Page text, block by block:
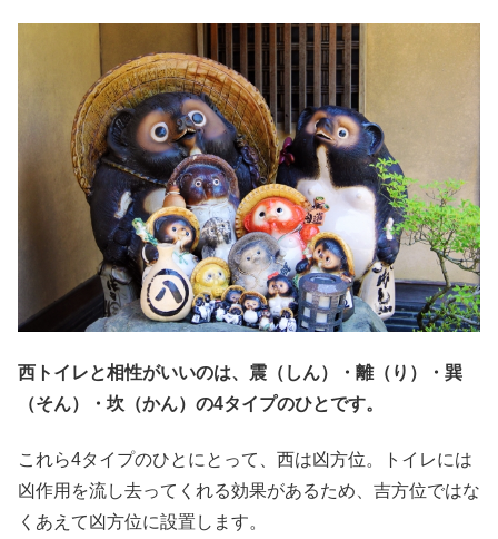
西トイレと相性がいいのは、震（しん）・離（り）・巽
（そん）・坎（かん）の4タイプのひとです。
これら4タイプのひとにとって、西は凶方位。トイレには
凶作用を流し去ってくれる効果があるため、吉方位ではな
くあえて凶方位に設置します。